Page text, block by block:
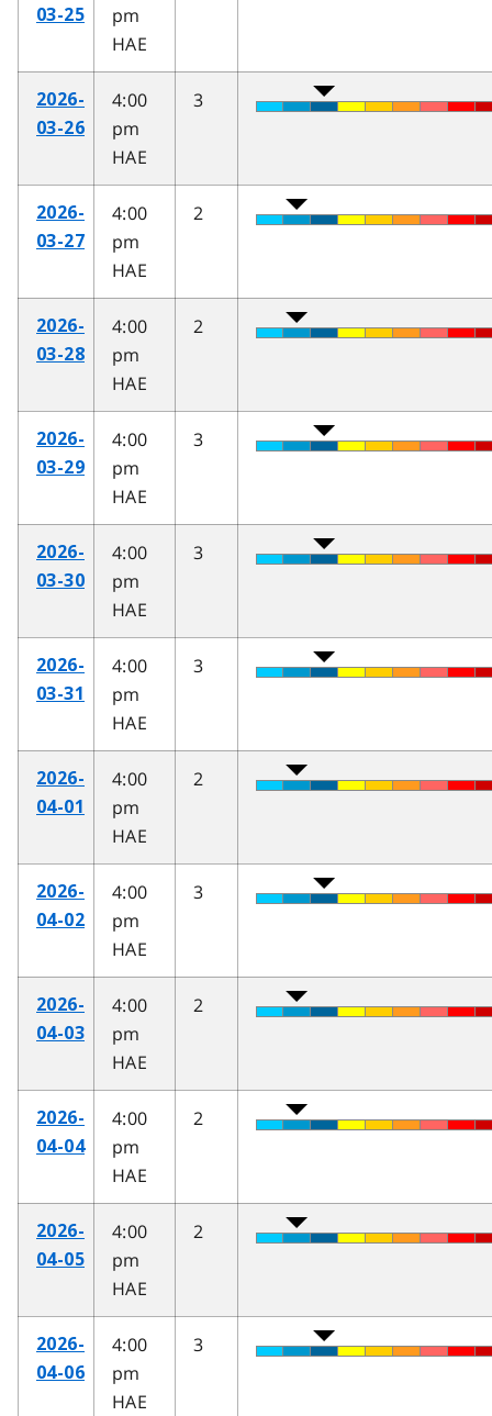
03-25
pm
HAE
2026-
03-26
4:00
pm
HAE
3
2026-
03-27
4:00
pm
HAE
2
2026-
03-28
4:00
pm
HAE
2
2026-
03-29
4:00
pm
HAE
3
2026-
03-30
4:00
pm
HAE
3
2026-
03-31
4:00
pm
HAE
3
2026-
04-01
4:00
pm
HAE
2
2026-
04-02
4:00
pm
HAE
3
2026-
04-03
4:00
pm
HAE
2
2026-
04-04
4:00
pm
HAE
2
2026-
04-05
4:00
pm
HAE
2
2026-
04-06
4:00
pm
HAE
3